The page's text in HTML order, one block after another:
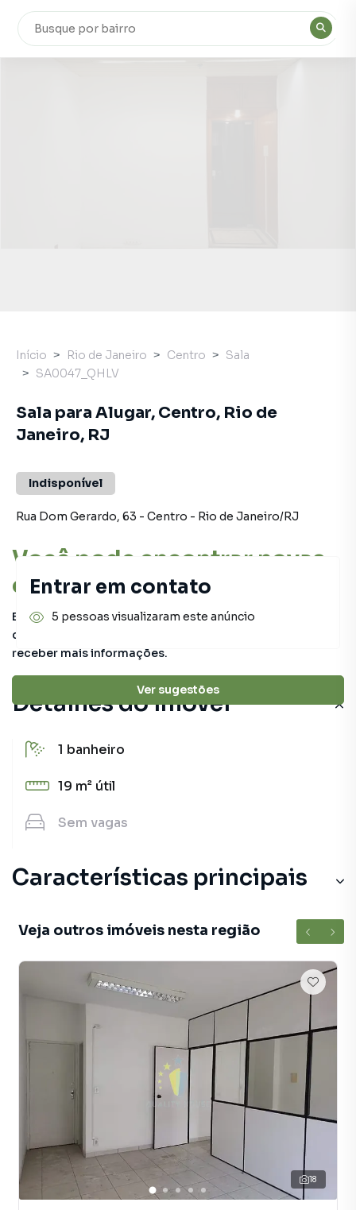
Você pode encontrar novas
oportunidades!
Este imóvel não está mais disponível, mas você pode
conferir outros em nosso site ou deixar seu contato para
receber mais informações.
Ver sugestões
Detalhes do imóvel
1 banheiro
19 m² útil
Sem vagas
Características principais
Veja outros imóveis nesta região
18
Início Rio de Janeiro Centro
Sala
SA0047_QHLV
Sala para Alugar, Centro, Rio de
Janeiro, RJ
Indisponível
Rua Dom Gerardo, 63 - Centro - Rio de Janeiro/RJ
Entrar em contato
5 pessoas visualizaram este anúncio